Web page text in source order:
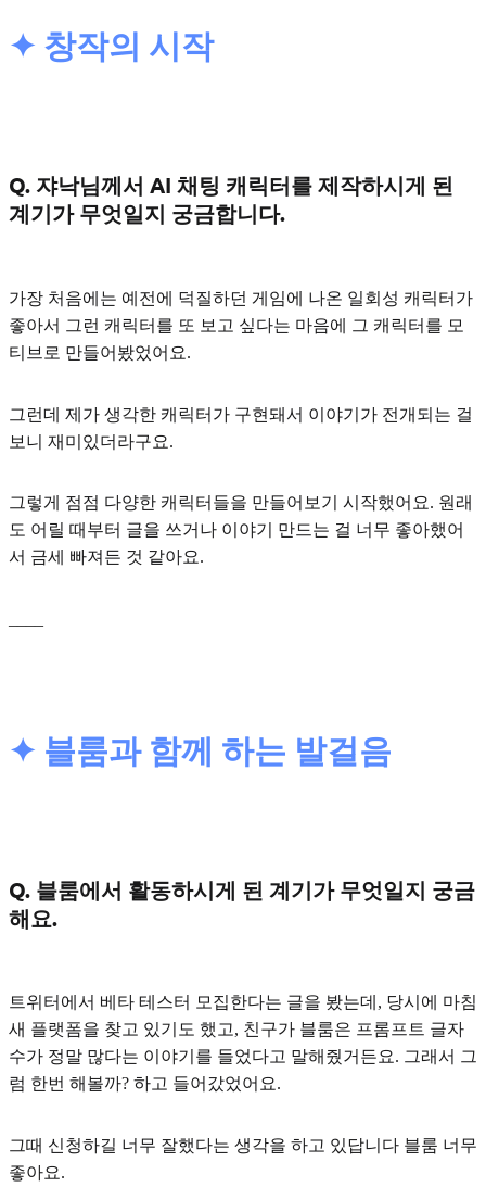
✦ 창작의 시작
Q. 쟈낙님께서 AI 채팅 캐릭터를 제작하시게 된
계기가 무엇일지 궁금합니다.
가장 처음에는 예전에 덕질하던 게임에 나온 일회성 캐릭터가
좋아서 그런 캐릭터를 또 보고 싶다는 마음에 그 캐릭터를 모
티브로 만들어봤었어요.
그런데 제가 생각한 캐릭터가 구현돼서 이야기가 전개되는 걸
보니 재미있더라구요.
그렇게 점점 다양한 캐릭터들을 만들어보기 시작했어요. 원래
도 어릴 때부터 글을 쓰거나 이야기 만드는 걸 너무 좋아했어
서 금세 빠져든 것 같아요.
✦ 블룸과 함께 하는 발걸음
Q. 블룸에서 활동하시게 된 계기가 무엇일지 궁금
해요.
트위터에서 베타 테스터 모집한다는 글을 봤는데, 당시에 마침
새 플랫폼을 찾고 있기도 했고, 친구가 블룸은 프롬프트 글자
수가 정말 많다는 이야기를 들었다고 말해줬거든요. 그래서 그
럼 한번 해볼까? 하고 들어갔었어요.
그때 신청하길 너무 잘했다는 생각을 하고 있답니다 블룸 너무
좋아요.